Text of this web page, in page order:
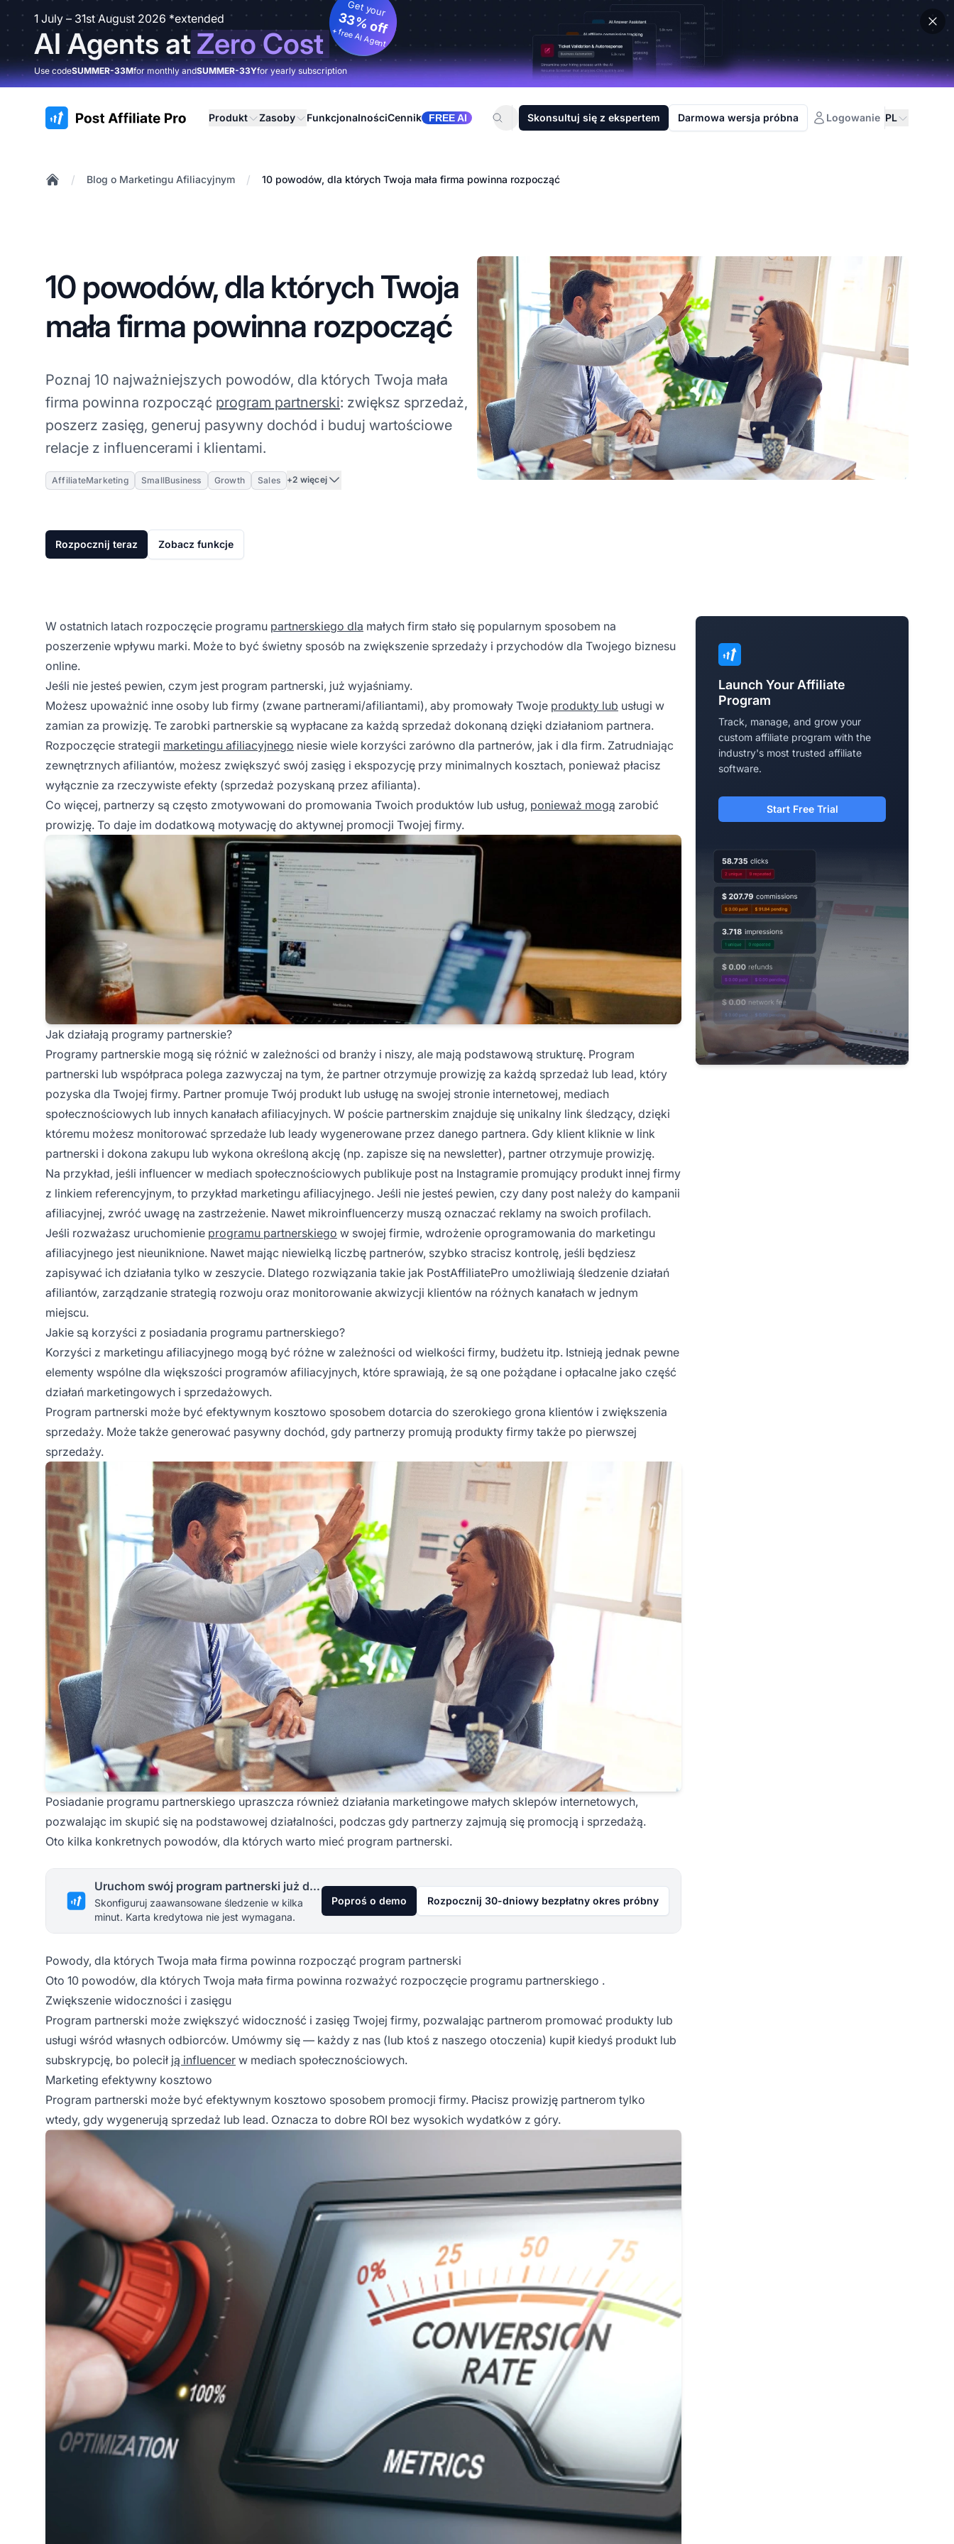
1 July – 31st August 2026 *extended
AI Agents atZero Cost
Get your
33% off
+ free AI Agent
Use codeSUMMER-33Mfor monthly andSUMMER-33Yfor yearly subscription
:site.title Produkt Zasoby FunkcjonalnościCennik FREE AI Skonsultuj się z ekspertem Darmowa wersja próbna Logowanie PL
/ Blog o Marketingu Afiliacyjnym / 10 powodów, dla których Twoja mała firma powinna rozpocząć
10 powodów, dla których Twoja
mała firma powinna rozpocząć
Poznaj 10 najważniejszych powodów, dla których Twoja mała
firma powinna rozpocząć program partnerski: zwiększ sprzedaż,
poszerz zasięg, generuj pasywny dochód i buduj wartościowe
relacje z influencerami i klientami.
AffiliateMarketing SmallBusiness Growth Sales +2 więcej
Rozpocznij teraz Zobacz funkcje
W ostatnich latach rozpoczęcie programu partnerskiego dla małych firm stało się popularnym sposobem na
poszerzenie wpływu marki. Może to być świetny sposób na zwiększenie sprzedaży i przychodów dla Twojego biznesu
online.
Jeśli nie jesteś pewien, czym jest program partnerski, już wyjaśniamy.
Możesz upoważnić inne osoby lub firmy (zwane partnerami/afiliantami), aby promowały Twoje produkty lub usługi w
zamian za prowizję. Te zarobki partnerskie są wypłacane za każdą sprzedaż dokonaną dzięki działaniom partnera.
Rozpoczęcie strategii marketingu afiliacyjnego niesie wiele korzyści zarówno dla partnerów, jak i dla firm. Zatrudniając
zewnętrznych afiliantów, możesz zwiększyć swój zasięg i ekspozycję przy minimalnych kosztach, ponieważ płacisz
wyłącznie za rzeczywiste efekty (sprzedaż pozyskaną przez afilianta).
Co więcej, partnerzy są często zmotywowani do promowania Twoich produktów lub usług, ponieważ mogą zarobić
prowizję. To daje im dodatkową motywację do aktywnej promocji Twojej firmy.
Jak działają programy partnerskie?
Programy partnerskie mogą się różnić w zależności od branży i niszy, ale mają podstawową strukturę. Program
partnerski lub współpraca polega zazwyczaj na tym, że partner otrzymuje prowizję za każdą sprzedaż lub lead, który
pozyska dla Twojej firmy. Partner promuje Twój produkt lub usługę na swojej stronie internetowej, mediach
społecznościowych lub innych kanałach afiliacyjnych. W poście partnerskim znajduje się unikalny link śledzący, dzięki
któremu możesz monitorować sprzedaże lub leady wygenerowane przez danego partnera. Gdy klient kliknie w link
partnerski i dokona zakupu lub wykona określoną akcję (np. zapisze się na newsletter), partner otrzymuje prowizję.
Na przykład, jeśli influencer w mediach społecznościowych publikuje post na Instagramie promujący produkt innej firmy
z linkiem referencyjnym, to przykład marketingu afiliacyjnego. Jeśli nie jesteś pewien, czy dany post należy do kampanii
afiliacyjnej, zwróć uwagę na zastrzeżenie. Nawet mikroinfluencerzy muszą oznaczać reklamy na swoich profilach.
Jeśli rozważasz uruchomienie programu partnerskiego w swojej firmie, wdrożenie oprogramowania do marketingu
afiliacyjnego jest nieuniknione. Nawet mając niewielką liczbę partnerów, szybko stracisz kontrolę, jeśli będziesz
zapisywać ich działania tylko w zeszycie. Dlatego rozwiązania takie jak PostAffiliatePro umożliwiają śledzenie działań
afiliantów, zarządzanie strategią rozwoju oraz monitorowanie akwizycji klientów na różnych kanałach w jednym
miejscu.
Jakie są korzyści z posiadania programu partnerskiego?
Korzyści z marketingu afiliacyjnego mogą być różne w zależności od wielkości firmy, budżetu itp. Istnieją jednak pewne
elementy wspólne dla większości programów afiliacyjnych, które sprawiają, że są one pożądane i opłacalne jako część
działań marketingowych i sprzedażowych.
Program partnerski może być efektywnym kosztowo sposobem dotarcia do szerokiego grona klientów i zwiększenia
sprzedaży. Może także generować pasywny dochód, gdy partnerzy promują produkty firmy także po pierwszej
sprzedaży.
Posiadanie programu partnerskiego upraszcza również działania marketingowe małych sklepów internetowych,
pozwalając im skupić się na podstawowej działalności, podczas gdy partnerzy zajmują się promocją i sprzedażą.
Oto kilka konkretnych powodów, dla których warto mieć program partnerski.
Uruchom swój program partnerski już dziś
Skonfiguruj zaawansowane śledzenie w kilka
minut. Karta kredytowa nie jest wymagana.
Poproś o demo Rozpocznij 30-dniowy bezpłatny okres próbny
Powody, dla których Twoja mała firma powinna rozpocząć program partnerski
Oto 10 powodów, dla których Twoja mała firma powinna rozważyć rozpoczęcie programu partnerskiego .
Zwiększenie widoczności i zasięgu
Program partnerski może zwiększyć widoczność i zasięg Twojej firmy, pozwalając partnerom promować produkty lub
usługi wśród własnych odbiorców. Umówmy się — każdy z nas (lub ktoś z naszego otoczenia) kupił kiedyś produkt lub
subskrypcję, bo polecił ją influencer w mediach społecznościowych.
Marketing efektywny kosztowo
Program partnerski może być efektywnym kosztowo sposobem promocji firmy. Płacisz prowizję partnerom tylko
wtedy, gdy wygenerują sprzedaż lub lead. Oznacza to dobre ROI bez wysokich wydatków z góry.
Launch Your Affiliate
Program
Track, manage, and grow your
custom affiliate program with the
industry's most trusted affiliate
software.
Start Free Trial